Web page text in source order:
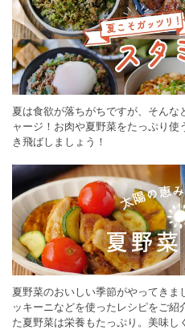
夏は食欲が落ちがちですが、そん
ャージ！お肉や夏野菜をたっぷり
き飛ばしましょう！
夏野菜のおいしい季節がやってき
ッキーニなどを使ったレシピをご
た夏野菜は栄養もたっぷり。美味